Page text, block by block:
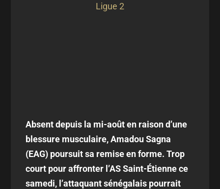
Ligue 2
Absent depuis la mi-août en raison d’une
blessure musculaire, Amadou Sagna
(EAG) poursuit sa remise en forme. Trop
court pour affronter l’AS Saint-Étienne ce
samedi, l’attaquant sénégalais pourrait